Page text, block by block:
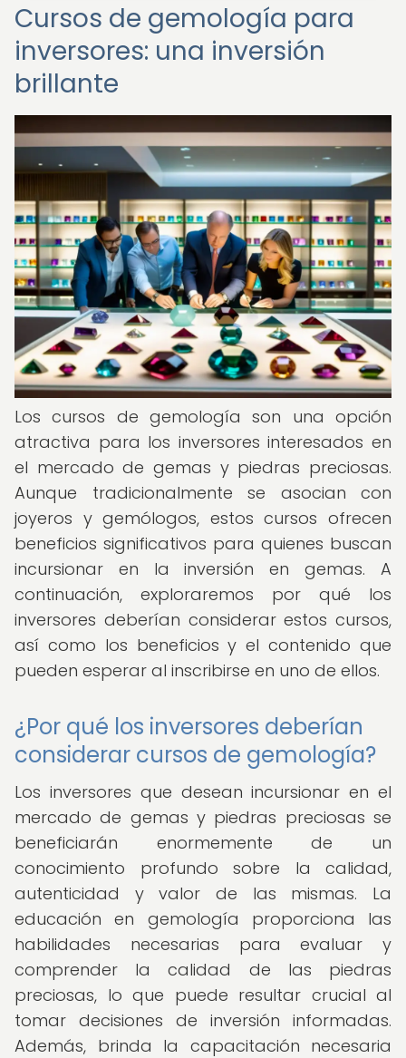
Cursos de gemología para
inversores: una inversión
brillante
Los cursos de gemología son una opción
atractiva para los inversores interesados en
el mercado de gemas y piedras preciosas.
Aunque tradicionalmente se asocian con
joyeros y gemólogos, estos cursos ofrecen
beneficios significativos para quienes buscan
incursionar en la inversión en gemas. A
continuación, exploraremos por qué los
inversores deberían considerar estos cursos,
así como los beneficios y el contenido que
pueden esperar al inscribirse en uno de ellos.
¿Por qué los inversores deberían
considerar cursos de gemología?
Los inversores que desean incursionar en el
mercado de gemas y piedras preciosas se
beneficiarán enormemente de un
conocimiento profundo sobre la calidad,
autenticidad y valor de las mismas. La
educación en gemología proporciona las
habilidades necesarias para evaluar y
comprender la calidad de las piedras
preciosas, lo que puede resultar crucial al
tomar decisiones de inversión informadas.
Además, brinda la capacitación necesaria